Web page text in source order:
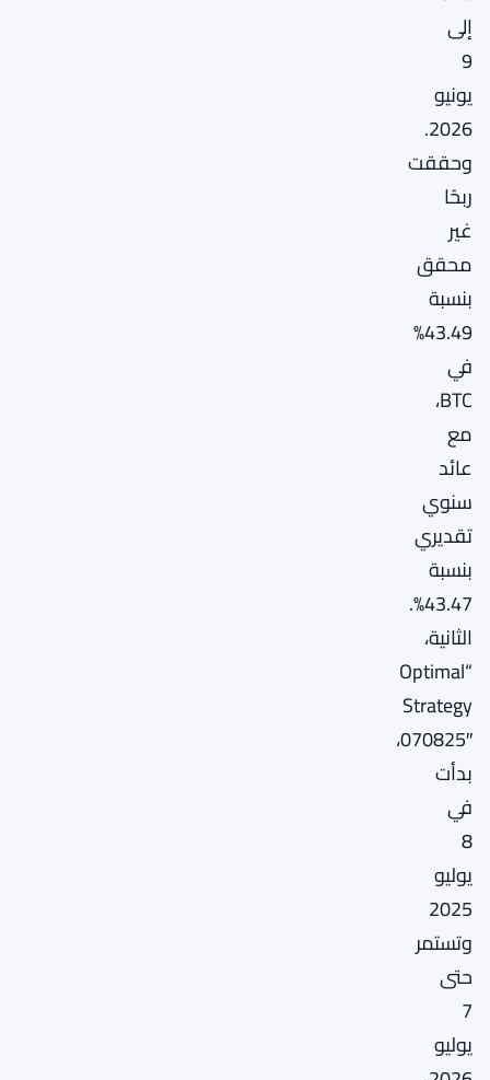
إلى
9
يونيو
2026.
وحققت
ربحًا
غير
محقق
بنسبة
43.49%
في
BTC،
مع
عائد
سنوي
تقديري
بنسبة
43.47%.
الثانية،
“Optimal
Strategy
070825″،
بدأت
في
8
يوليو
2025
وتستمر
حتى
7
يوليو